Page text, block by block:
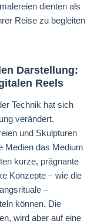
dienten als
Reise zu begleiten
Darstellung:
Reels
Technik hat sich
verändert.
und Skulpturen
Medien das Medium
kurze, prägnante
Konzepte – wie die
–
können. Die
wird aber auf eine